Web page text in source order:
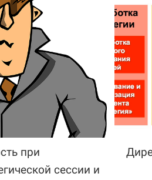
при
сессии и